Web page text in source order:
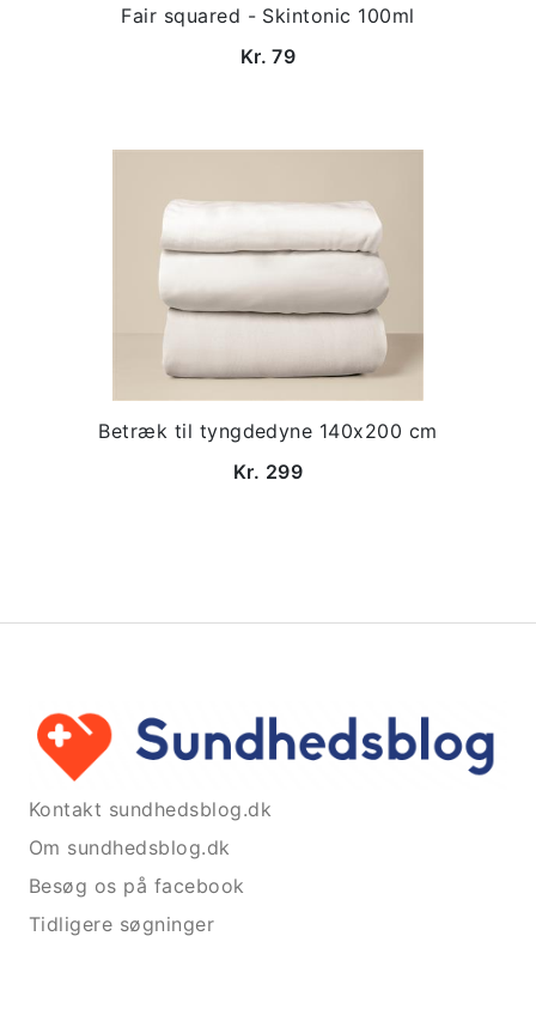
Fair squared - Skintonic 100ml
Kr. 79
Betræk til tyngdedyne 140x200 cm
Kr. 299
Kontakt sundhedsblog.dk
Om sundhedsblog.dk
Besøg os på facebook
Tidligere søgninger